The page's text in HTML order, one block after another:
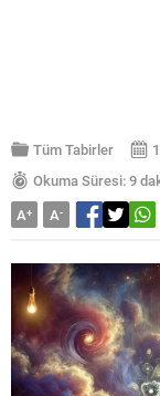
Tüm Tabirler
Okuma Süresi: 9
A+ A-